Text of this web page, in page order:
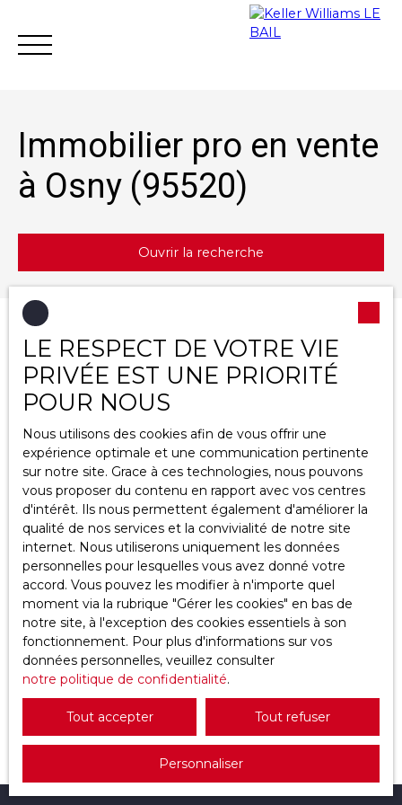
Immobilier pro en vente
à Osny (95520)
Ouvrir la recherche
Vente
Immobilier Pro
Type de bien
Osny (95520)
Localisation
Budget max (€)
Surface min (m²)
Rechercher
Pertinence Créer une alerte
1 715 000€
Vexin à 10 minutes de PONTOISE (95300)
Murs et Fonds de Commerces + habitation
15pièces 700m²
Osny 95520
MURS + FOND DE COMMERCE + HABITATION
(95300) De 700m2 environ Propriété à usage de
restaurant + habitation composée de trois corps
de bâtiments : - Un premier corps comprenant :
LE RESPECT DE VOTRE VIE
PRIVÉE EST UNE PRIORITÉ
POUR NOUS
Nous utilisons des cookies afin de vous offrir une
expérience optimale et une communication pertinente
sur notre site. Grace à ces technologies, nous pouvons
vous proposer du contenu en rapport avec vos centres
d'intérêt. Ils nous permettent également d'améliorer la
qualité de nos services et la convivialité de notre site
internet. Nous utiliserons uniquement les données
personnelles pour lesquelles vous avez donné votre
accord. Vous pouvez les modifier à n'importe quel
moment via la rubrique ″Gérer les cookies″ en bas de
notre site, à l'exception des cookies essentiels à son
fonctionnement. Pour plus d'informations sur vos
données personnelles, veuillez consulter
notre politique de confidentialité.
Tout accepter Tout refuser
Personnaliser